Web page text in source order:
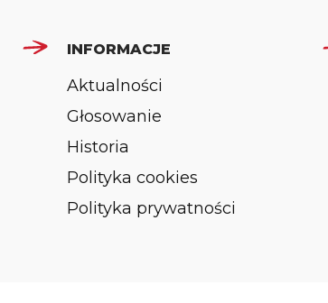
INFORMACJE
Aktualności
Głosowanie
Historia
Polityka cookies
Polityka prywatności